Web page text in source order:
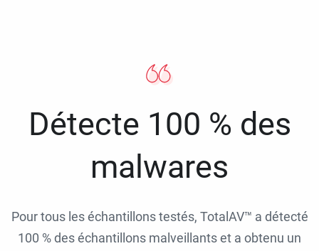
Détecte 100 % des
malwares
Pour tous les échantillons testés, TotalAV™ a détecté
100 % des échantillons malveillants et a obtenu un